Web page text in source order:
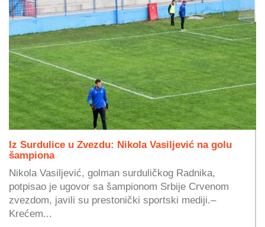
Iz Surdulice u Zvezdu: Nikola Vasiljević na golu
šampiona
Nikola Vasiljević, golman surduličkog Radnika,
potpisao je ugovor sa šampionom Srbije Crvenom
zvezdom, javili su prestonički sportski mediji.–
Krećem...